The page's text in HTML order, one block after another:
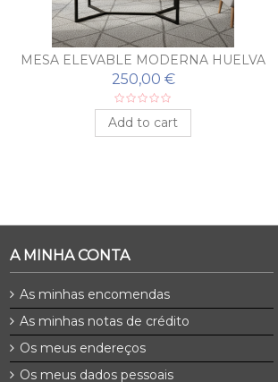
MESA ELEVABLE MODERNA HUELVA
250,00 €
Add to cart
A MINHA CONTA
As minhas encomendas
As minhas notas de crédito
Os meus endereços
Os meus dados pessoais